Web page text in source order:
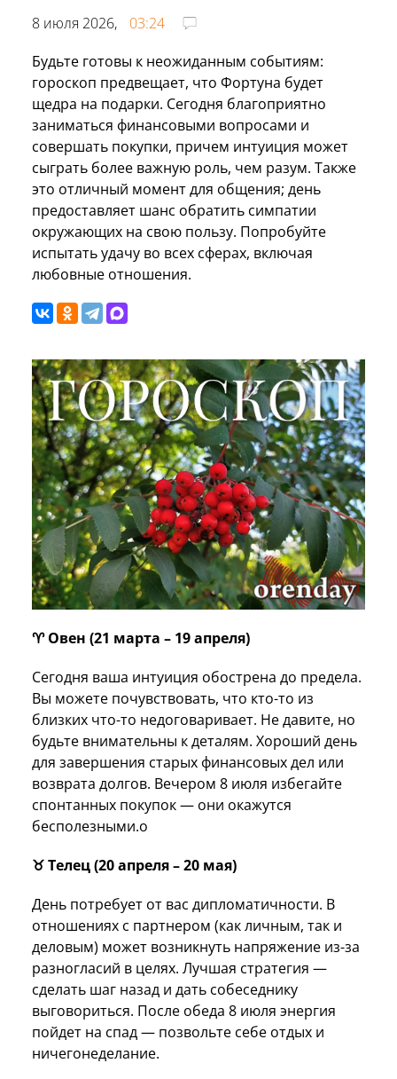
8 июля 2026,
03:24
Будьте готовы к неожиданным событиям:
гороскоп предвещает, что Фортуна будет
щедра на подарки. Сегодня благоприятно
заниматься финансовыми вопросами и
совершать покупки, причем интуиция может
сыграть более важную роль, чем разум. Также
это отличный момент для общения; день
предоставляет шанс обратить симпатии
окружающих на свою пользу. Попробуйте
испытать удачу во всех сферах, включая
любовные отношения.
♈ Овен (21 марта – 19 апреля)
Сегодня ваша интуиция обострена до предела.
Вы можете почувствовать, что кто-то из
близких что-то недоговаривает. Не давите, но
будьте внимательны к деталям. Хороший день
для завершения старых финансовых дел или
возврата долгов. Вечером 8 июля избегайте
спонтанных покупок — они окажутся
бесполезными.о
♉ Телец (20 апреля – 20 мая)
День потребует от вас дипломатичности. В
отношениях с партнером (как личным, так и
деловым) может возникнуть напряжение из-за
разногласий в целях. Лучшая стратегия —
сделать шаг назад и дать собеседнику
выговориться. После обеда 8 июля энергия
пойдет на спад — позвольте себе отдых и
ничегонеделание.